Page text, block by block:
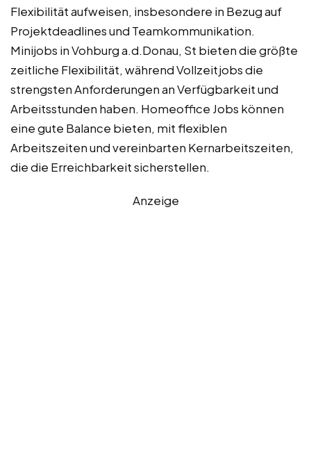
Flexibilität aufweisen, insbesondere in Bezug auf
Projektdeadlines und Teamkommunikation.
Minijobs in Vohburg a.d.Donau, St bieten die größte
zeitliche Flexibilität, während Vollzeitjobs die
strengsten Anforderungen an Verfügbarkeit und
Arbeitsstunden haben. Homeoffice Jobs können
eine gute Balance bieten, mit flexiblen
Arbeitszeiten und vereinbarten Kernarbeitszeiten,
die die Erreichbarkeit sicherstellen.
Anzeige